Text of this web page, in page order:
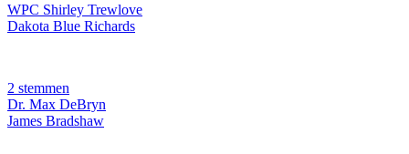
WPC Shirley Trewlove
Dakota Blue Richards
2 stemmen
Dr. Max DeBryn
James Bradshaw